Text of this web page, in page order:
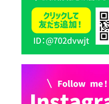
2026年7月28日 豊前カ
狗みなと祭り（花火大
催決定！
2026年7月28日 令和8
京築地区水道企業団職員
試験（募集）